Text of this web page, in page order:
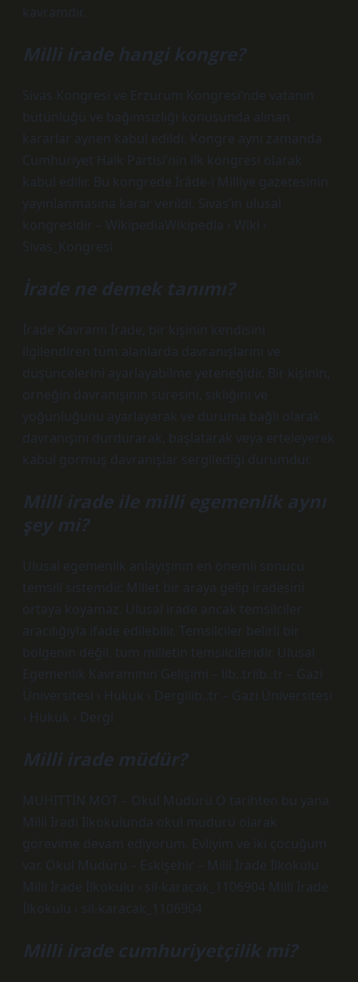
kavramdır.
Milli irade hangi kongre?
Sivas Kongresi ve Erzurum Kongresi’nde vatanın
bütünlüğü ve bağımsızlığı konusunda alınan
kararlar aynen kabul edildi. Kongre aynı zamanda
Cumhuriyet Halk Partisi’nin ilk kongresi olarak
kabul edilir. Bu kongrede İrâde-i Milliye gazetesinin
yayınlanmasına karar verildi. Sivas’ın ulusal
kongresidir – WikipediaWikipedia › Wiki ›
Sivas_Kongresi
İrade ne demek tanımı?
İrade Kavramı İrade, bir kişinin kendisini
ilgilendiren tüm alanlarda davranışlarını ve
düşüncelerini ayarlayabilme yeteneğidir. Bir kişinin,
örneğin davranışının süresini, sıklığını ve
yoğunluğunu ayarlayarak ve duruma bağlı olarak
davranışını durdurarak, başlatarak veya erteleyerek
kabul görmüş davranışlar sergilediği durumdur.
Milli irade ile milli egemenlik aynı
şey mi?
Ulusal egemenlik anlayışının en önemli sonucu
temsili sistemdir. Millet bir araya gelip iradesini
ortaya koyamaz. Ulusal irade ancak temsilciler
aracılığıyla ifade edilebilir. Temsilciler belirli bir
bölgenin değil, tüm milletin temsilcileridir. Ulusal
Egemenlik Kavramının Gelişimi – lib..trlib..tr – Gazi
Üniversitesi › Hukuk › Dergilib..tr – Gazi Üniversitesi
› Hukuk › Dergi
Milli irade müdür?
MUHITTİN MOT – Okul Müdürü O tarihten bu yana
Milli İradi İlkokulunda okul müdürü olarak
görevime devam ediyorum. Evliyim ve iki çocuğum
var. Okul Müdürü – Eskişehir – Milli İrade İlkokulu
Milli İrade İlkokulu › sil-karacak_1106904 Milli İrade
İlkokulu › sil-karacak_1106904
Milli irade cumhuriyetçilik mi?